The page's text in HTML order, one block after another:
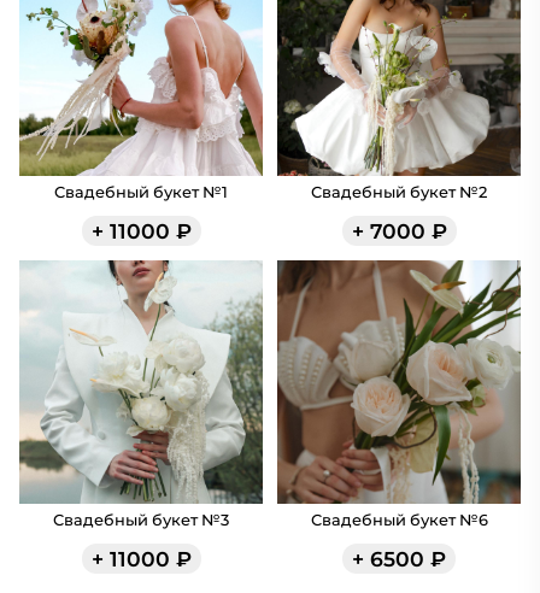
Свадебный букет №1
+ 11000 ₽
Свадебный букет №2
+ 7000 ₽
Свадебный букет №3
+ 11000 ₽
Свадебный букет №6
+ 6500 ₽